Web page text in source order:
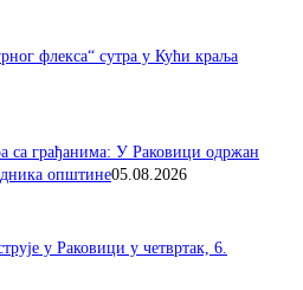
флекса“ сутра у Кући краља
са грађанима: У Раковици одржан
општине05.08.2026
у Раковици у четвртак, 6.